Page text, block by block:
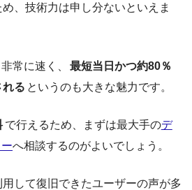
め、技術力は申し分ないといえま
常に速く、
最短当日かつ約80％
る というのも大きな魅力です。
で行えるため、まずは最大手のデ
へ相談するのがよいでしょう。
して復旧できたユーザーの声が多